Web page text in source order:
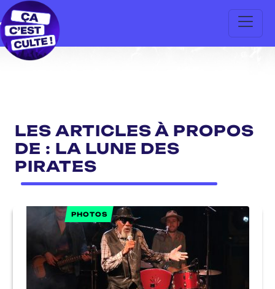
LES ARTICLES À PROPOS
DE : LA LUNE DES
PIRATES
PHOTOS